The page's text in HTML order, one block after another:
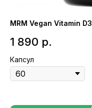
MRM Vegan Vitamin
1 890 р.
Капсул